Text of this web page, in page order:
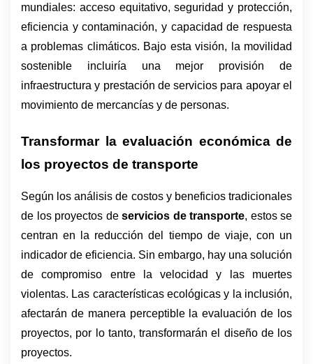
mundiales: acceso equitativo, seguridad y protección,
eficiencia y contaminación, y capacidad de respuesta
a problemas climáticos. Bajo esta visión, la movilidad
sostenible incluiría una mejor provisión de
infraestructura y prestación de servicios para apoyar el
movimiento de mercancías y de personas.
Transformar la evaluación económica de
los proyectos de transporte
Según los análisis de costos y beneficios tradicionales
de los proyectos de servicios de transporte, estos se
centran en la reducción del tiempo de viaje, con un
indicador de eficiencia. Sin embargo, hay una solución
de compromiso entre la velocidad y las muertes
violentas. Las características ecológicas y la inclusión,
afectarán de manera perceptible la evaluación de los
proyectos, por lo tanto, transformarán el diseño de los
proyectos.